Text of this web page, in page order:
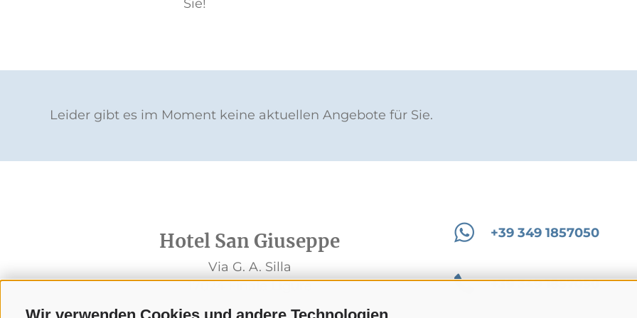
Sie!
Leider gibt es im Moment keine aktuellen Angebote für Sie.
Hotel San Giuseppe
Via G. A. Silla
17024 Finale Ligure
+39 349 1857050
+39 349 1857050